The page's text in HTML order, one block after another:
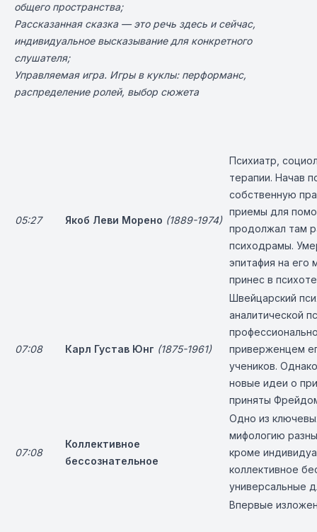
общего пространства;
Рассказанная сказка — это речь здесь и сейчас,
индивидуальное высказывание для конкретного
слушателя;
Управляемая игра. Игры в куклы: перформанс,
распределение ролей, выбор сюжета
05:27 Якоб Леви Морено (1889-1974)
Психиатр,
терапии. Начав
собственную
приемы для
продолжал там
психодрамы.
эпитафия на его
принес в
07:08 Карл Густав Юнг (1875-1961)
Швейцарский
аналитической
приверженцем
учеников.
новые идеи о
приняты
07:08
Коллективное
бессознательное
Одно из
мифологию
кроме
коллективное
универсальные
Впервые